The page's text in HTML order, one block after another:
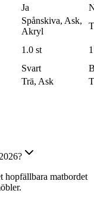
Ja
Spånskiva, Ask,
Akryl
1.0 st
Svart
Trä, Ask
hopfällbara matbordet